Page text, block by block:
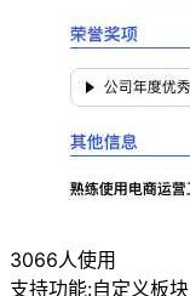
3066人使用
支持功能:自定义板块